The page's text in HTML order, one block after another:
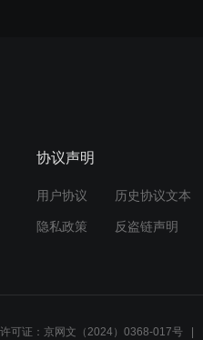
协议声明
用户协议 历史协议文本
隐私政策 反盗链声明
可证：京网文（2024）0368-017号